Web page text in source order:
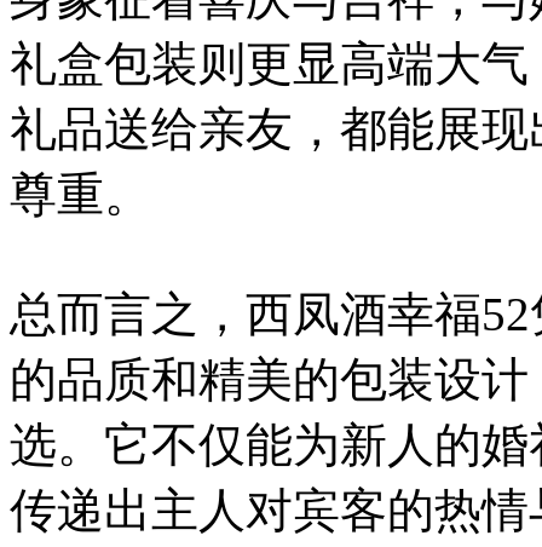
礼盒包装则更显高端大
礼品送给亲友，都能展
尊重。
总而言之，西凤酒幸福
的品质和精美的包装设
选。它不仅能为新人的
传递出主人对宾客的热